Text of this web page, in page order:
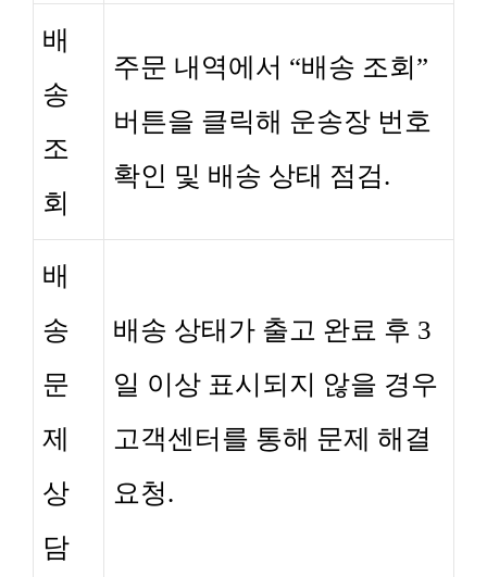
배
송
조
회
주문 내역에서 “배송 조회”
버튼을 클릭해 운송장 번호
확인 및 배송 상태 점검.
배
송
문
제
상
담
배송 상태가 출고 완료 후 3
일 이상 표시되지 않을 경우
고객센터를 통해 문제 해결
요청.